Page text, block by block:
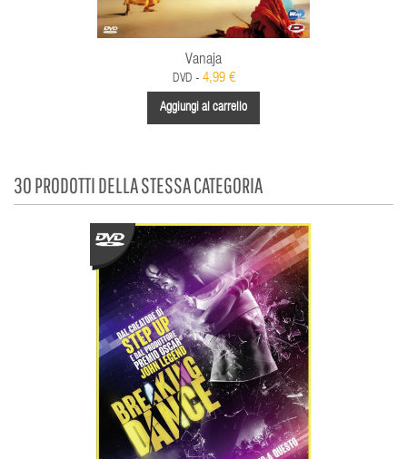
Vanaja
DVD - 4,99 €
Aggiungi al carrello
30 PRODOTTI DELLA STESSA CATEGORIA